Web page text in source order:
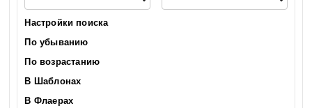
Настройки поиска
По убыванию
По возрастанию
В Шаблонах
В Флаерах